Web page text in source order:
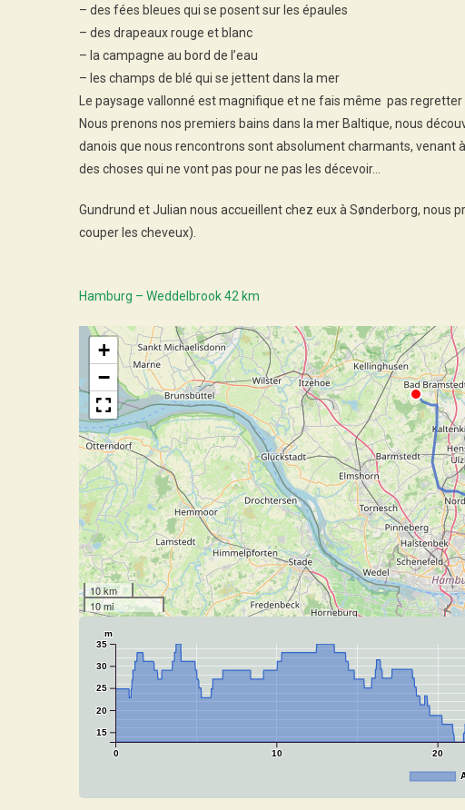
– des fées bleues qui se posent sur les épaules
– des drapeaux rouge et blanc
– la campagne au bord de l’eau
– les champs de blé qui se jettent dans la mer
Le paysage vallonné est magnifique et ne fais même pas
Nous prenons nos premiers bains dans la mer Baltique, nous
danois que nous rencontrons sont absolument charmants, venant
des choses qui ne vont pas pour ne pas les décevoir…
Gundrund et Julian nous accueillent chez eux à Sønderborg, nous
couper les cheveux).
Hamburg – Weddelbrook 42 km
+
−
10 km
10 mi
0 10 20
15
20
25
30
35
m